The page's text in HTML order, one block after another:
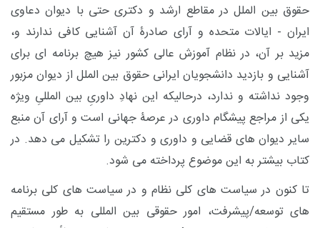
حقوق بین الملل در مقاطع ارشد و دکتری حتی با دیوان دعاوی
ایران - ایالات متحده و آرای صادرۀ آن آشنایی کافی ندارند و،
مزید بر آن، در نظام آموزش عالی کشور نیز هیچ برنامه ای برای
آشنایی و بازدید دانشجویان ایرانی حقوق بین الملل از دیوان مزبور
وجود نداشته و ندارد، درحالیکه این نهادِ داوریِ بین المللیِ ویژه
یکی از مراجع پیشگام داوری در عرصۀ جهانی است و آرای آن منبع
سایر دیوان های قضایی و داوری و دکترین را تشکیل می دهد. در
کتاب بیشتر به این موضوع پرداخته می شود.
تا کنون در سیاست های کلی نظام و در سیاست های کلی برنامه
های توسعه/پیشرفت، امور حقوقی بین المللی به طور مستقیم